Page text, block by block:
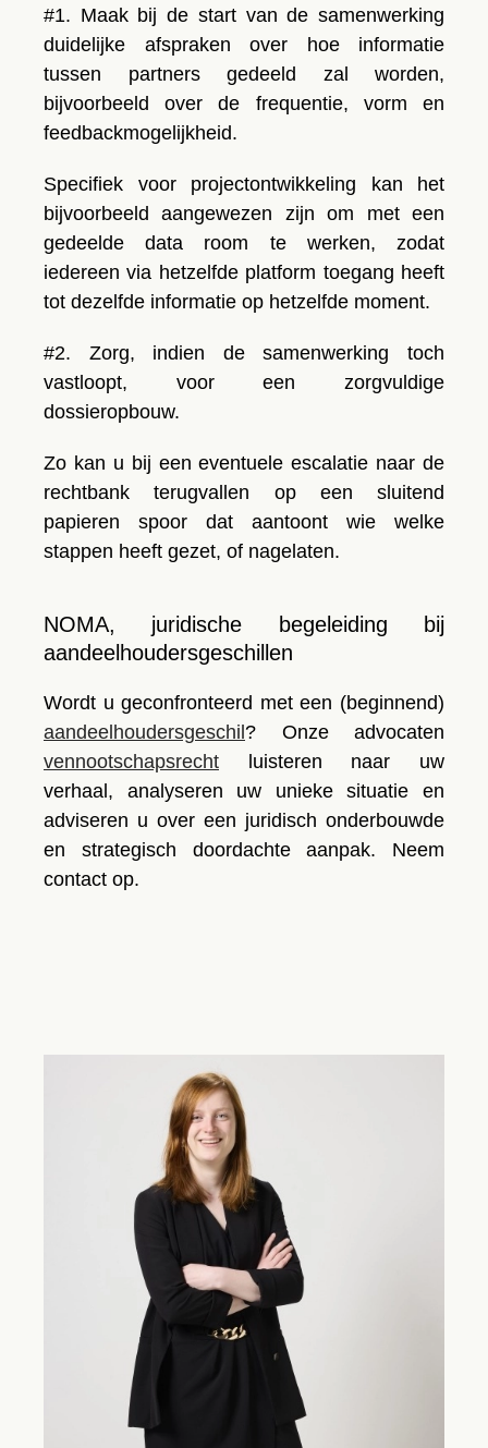
#1. Maak bij de start van de samenwerking
duidelijke afspraken over hoe informatie
tussen partners gedeeld zal worden,
bijvoorbeeld over de frequentie, vorm en
feedbackmogelijkheid.
Specifiek voor projectontwikkeling kan het
bijvoorbeeld aangewezen zijn om met een
gedeelde data room te werken, zodat
iedereen via hetzelfde platform toegang heeft
tot dezelfde informatie op hetzelfde moment.
#2. Zorg, indien de samenwerking toch
vastloopt, voor een zorgvuldige
dossieropbouw.
Zo kan u bij een eventuele escalatie naar de
rechtbank terugvallen op een sluitend
papieren spoor dat aantoont wie welke
stappen heeft gezet, of nagelaten.
NOMA, juridische begeleiding bij
aandeelhoudersgeschillen
Wordt u geconfronteerd met een (beginnend)
aandeelhoudersgeschil ? Onze advocaten
vennootschapsrecht luisteren naar uw
verhaal, analyseren uw unieke situatie en
adviseren u over een juridisch onderbouwde
en strategisch doordachte aanpak. Neem
contact op.